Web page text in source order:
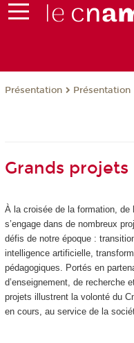
Présentation Présentation
Grands projets
À la croisée de la formation, de
s’engage dans de nombreux
défis de notre époque :
intelligence artificielle,
pédagogiques. Portés en
d’enseignement, de recherche
projets illustrent la volonté du
en cours, au service de la